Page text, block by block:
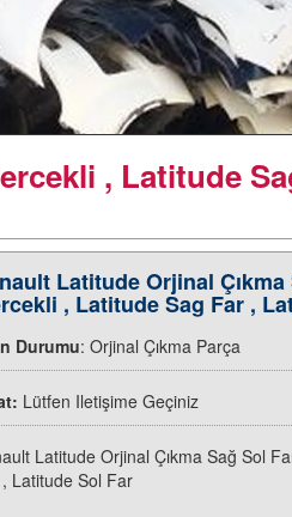
, Latitude
Latitude Orjinal
, Latitude Sag Far ,
Durumu: Orjinal Çıkma Parça
Lütfen Iletişime Geçiniz
Latitude Orjinal Çıkma Sağ Sol
Latitude Sol Far